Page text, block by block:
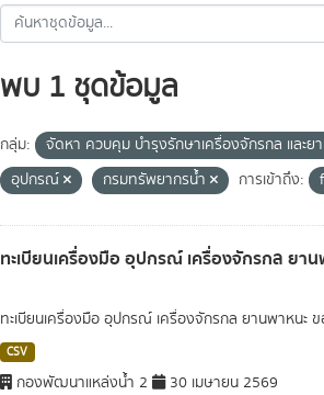
พบ 1 ชุดข้อมูล
กลุ่ม: จัดหา ควบคุม บำรุงรักษาเครื่องจักรกล และย
อุปกรณ์
กรมทรัพยากรน้ำ การเข้าถึง:
ทะเบียนเครื่องมือ อุปกรณ์ เครื่องจักรกล ยา
ทะเบียนเครื่องมือ อุปกรณ์ เครื่องจักรกล ยานพาหน
CSV
กองพัฒนาแหล่งน้ำ 2 30 เมษายน 2569